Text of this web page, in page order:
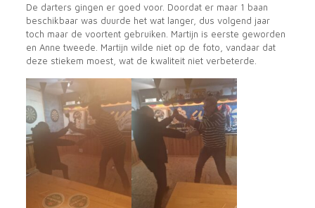
De darters gingen er goed voor. Doordat er maar 1 baan
beschikbaar was duurde het wat langer, dus volgend jaar
toch maar de voortent gebruiken. Martijn is eerste geworden
en Anne tweede. Martijn wilde niet op de foto, vandaar dat
deze stiekem moest, wat de kwaliteit niet verbeterde.